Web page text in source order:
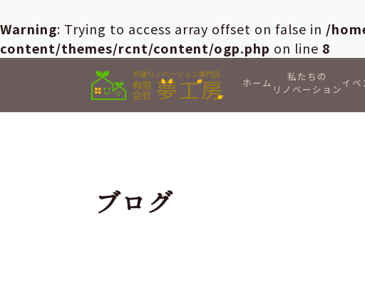
Warning: Trying to access array offset on false in /
content/themes/rcnt/content/ogp.php on line 8
ホーム
私たちの
リノベーションイベ
ブログ